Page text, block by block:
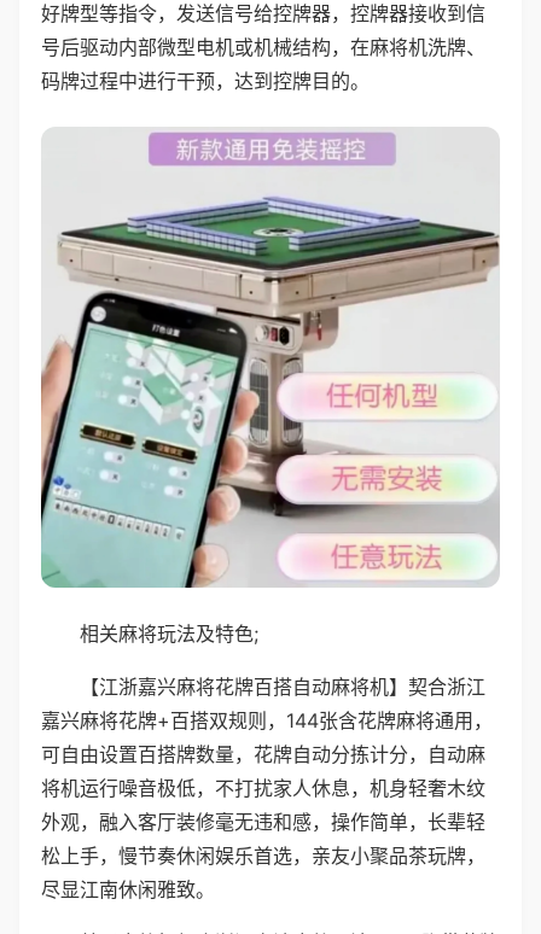
好牌型等指令，发送信号给控牌器，控牌器接收到信
号后驱动内部微型电机或机械结构，在麻将机洗牌、
码牌过程中进行干预，达到控牌目的。
相关麻将玩法及特色;
【江浙嘉兴麻将花牌百搭自动麻将机】契合浙江
嘉兴麻将花牌+百搭双规则，144张含花牌麻将通用，
可自由设置百搭牌数量，花牌自动分拣计分，自动麻
将机运行噪音极低，不打扰家人休息，机身轻奢木纹
外观，融入客厅装修毫无违和感，操作简单，长辈轻
松上手，慢节奏休闲娱乐首选，亲友小聚品茶玩牌，
尽显江南休闲雅致。